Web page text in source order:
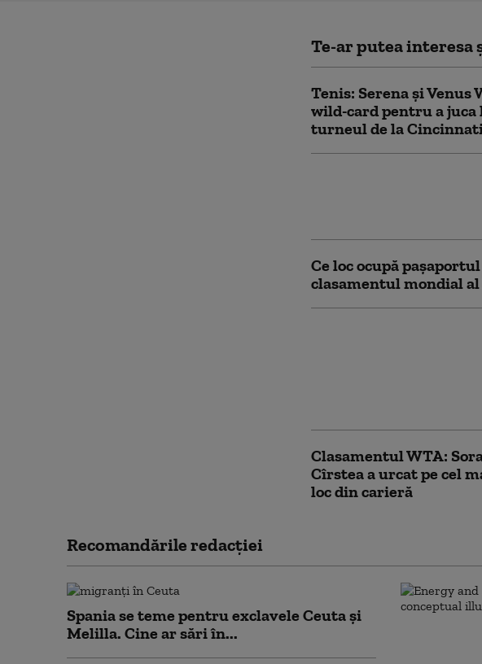
Te-ar putea interesa
Tenis: Serena şi
wild-card pentru a juca
turneul de la
Ce loc ocupă
clasamentul mondial
Clasamentul WTA:
Cîrstea a urcat pe cel
loc din carieră
Recomandările redacţiei
Spania se teme pentru exclavele Ceuta și
Melilla. Cine ar sări în...